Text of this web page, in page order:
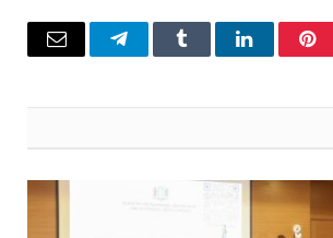
بينتيريستلينكدإن Tumblr تيلقرام البريد